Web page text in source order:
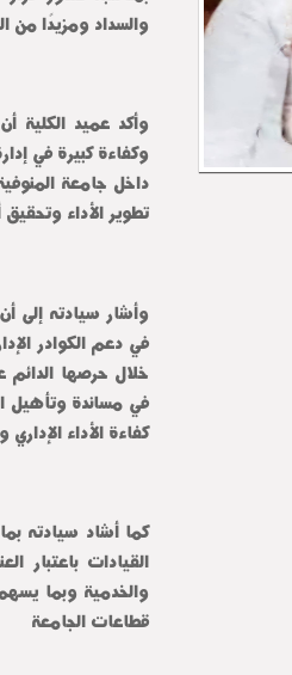
والسداد ومزيدًا من
تطوير الأداء
كفاءة الأداء
قطاعات الجامعة